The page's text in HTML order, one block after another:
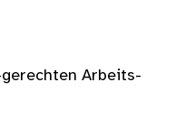
Arbeits-